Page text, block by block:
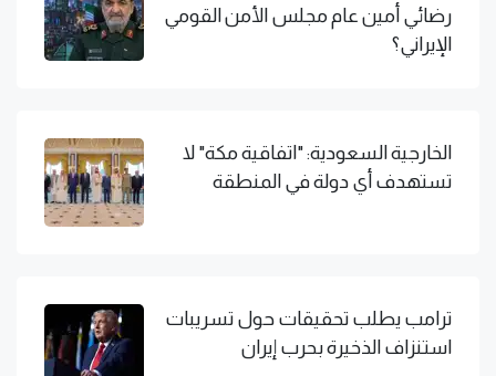
رضائي أمين عام مجلس الأمن القومي
الإيراني؟
الخارجية السعودية: "اتفاقية مكة" لا
تستهدف أي دولة في المنطقة
ترامب يطلب تحقيقات حول تسريبات
استنزاف الذخيرة بحرب إيران